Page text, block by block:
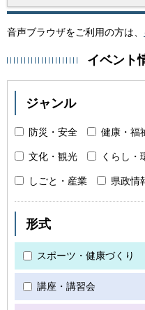
音声ブラウザをご利用の方は、
イベント
ジャンル
防災・安全 健康・福
文化・観光 くらし・
しごと・産業 県政情
形式
スポーツ・健康づくり
講座・講習会